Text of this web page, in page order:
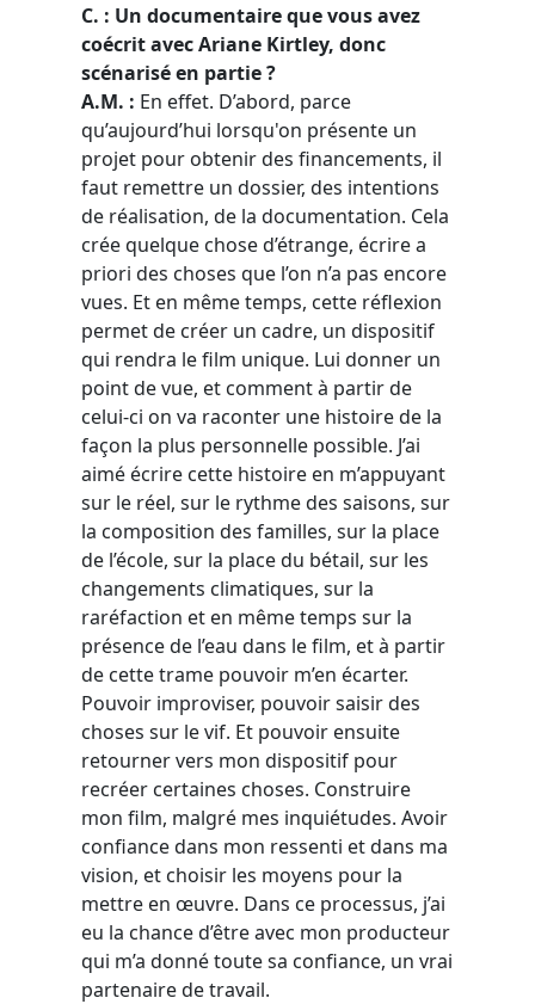
C. : Un documentaire que vous avez
coécrit avec Ariane Kirtley, donc
scénarisé en partie ?
A.M. : En effet. D’abord, parce
qu’aujourd’hui lorsqu'on présente un
projet pour obtenir des financements, il
faut remettre un dossier, des intentions
de réalisation, de la documentation. Cela
crée quelque chose d’étrange, écrire a
priori des choses que l’on n’a pas encore
vues. Et en même temps, cette réflexion
permet de créer un cadre, un dispositif
qui rendra le film unique. Lui donner un
point de vue, et comment à partir de
celui-ci on va raconter une histoire de la
façon la plus personnelle possible. J’ai
aimé écrire cette histoire en m’appuyant
sur le réel, sur le rythme des saisons, sur
la composition des familles, sur la place
de l’école, sur la place du bétail, sur les
changements climatiques, sur la
raréfaction et en même temps sur la
présence de l’eau dans le film, et à partir
de cette trame pouvoir m’en écarter.
Pouvoir improviser, pouvoir saisir des
choses sur le vif. Et pouvoir ensuite
retourner vers mon dispositif pour
recréer certaines choses. Construire
mon film, malgré mes inquiétudes. Avoir
confiance dans mon ressenti et dans ma
vision, et choisir les moyens pour la
mettre en œuvre. Dans ce processus, j’ai
eu la chance d’être avec mon producteur
qui m’a donné toute sa confiance, un vrai
partenaire de travail.